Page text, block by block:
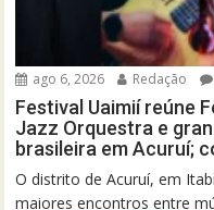
ago 6, 2026 Redação
Festival Uaimií reúne
Jazz Orquestra e
brasileira em Acuruí;
O distrito de Acuruí, em
maiores encontros entre